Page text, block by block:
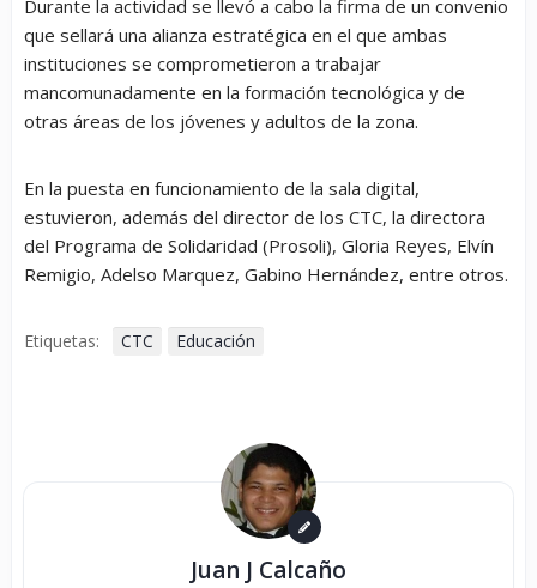
Durante la actividad se llevó a cabo la firma de un convenio
que sellará una alianza estratégica en el que ambas
instituciones se comprometieron a trabajar
mancomunadamente en la formación tecnológica y de
otras áreas de los jóvenes y adultos de la zona.
En la puesta en funcionamiento de la sala digital,
estuvieron, además del director de los CTC, la directora
del Programa de Solidaridad (Prosoli), Gloria Reyes, Elvín
Remigio, Adelso Marquez, Gabino Hernández, entre otros.
Etiquetas: CTC Educación
Juan J Calcaño